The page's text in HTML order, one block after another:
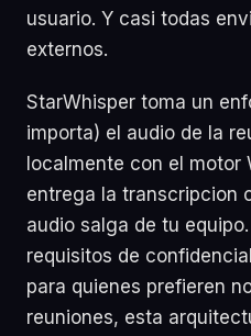
usuario. Y casi todas
externos.
StarWhisper toma un
importa) el audio de la
localmente con el motor
entrega la transcripcion
audio salga de tu
requisitos de
para quienes prefieren
reuniones, esta